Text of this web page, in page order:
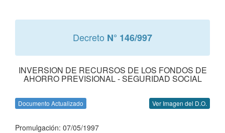
Decreto N° 146/997
INVERSION DE RECURSOS DE LOS FONDOS DE
AHORRO PREVISIONAL - SEGURIDAD SOCIAL
Documento Actualizado Ver Imagen del D.O.
Promulgación: 07/05/1997